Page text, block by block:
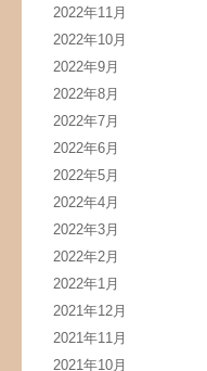
2022年11月
2022年10月
2022年9月
2022年8月
2022年7月
2022年6月
2022年5月
2022年4月
2022年3月
2022年2月
2022年1月
2021年12月
2021年11月
2021年10月